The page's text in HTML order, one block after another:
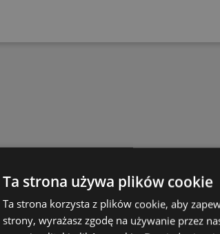
Ta strona używa plików cookie
Ta strona korzysta z plików cookie, aby
strony, wyrażasz zgodę na używanie przez